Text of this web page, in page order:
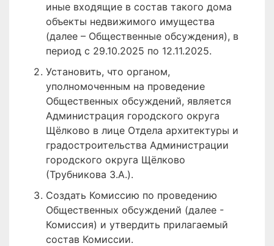
иные входящие в состав такого дома
объекты недвижимого имущества
(далее – Общественные обсуждения), в
период с 29.10.2025 по 12.11.2025.
Установить, что органом,
уполномоченным на проведение
Общественных обсуждений, является
Администрация городского округа
Щёлково в лице Отдела архитектуры и
градостроительства Администрации
городского округа Щёлково
(Трубникова З.А.).
Создать Комиссию по проведению
Общественных обсуждений (далее -
Комиссия) и утвердить прилагаемый
состав Комиссии.